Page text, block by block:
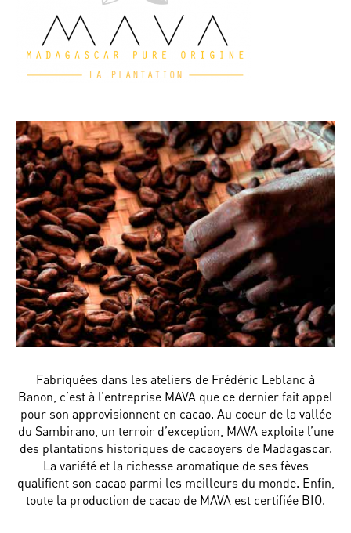
Fabriquées dans les ateliers de Frédéric Leblanc à
Banon, c’est à l’entreprise MAVA que ce dernier fait appel
pour son approvisionnent en cacao. Au coeur de la vallée
du Sambirano, un terroir d’exception, MAVA exploite l’une
des plantations historiques de cacaoyers de Madagascar.
La variété et la richesse aromatique de ses fèves
qualifient son cacao parmi les meilleurs du monde. Enfin,
toute la production de cacao de MAVA est certifiée BIO.